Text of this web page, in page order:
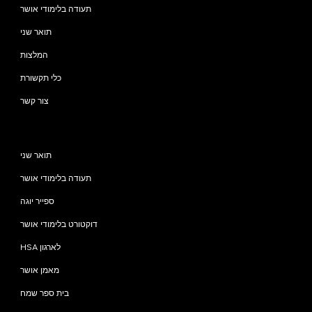
תעודה בלימודי אושר
תואר שני
המלצות
כלי תקשורת
צור קשר
תואר שני
תעודה בלימודי אושר
ספייר יוגה
דוקטורט בלימודי אושר
HSA לארגון
מאמן אושר
בית ספר שמח